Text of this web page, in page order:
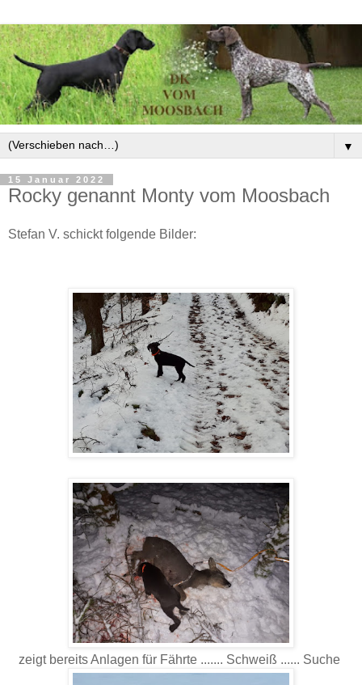
▼
15 Januar 2022
Rocky genannt Monty vom Moosbach
Stefan V. schickt folgende Bilder:
zeigt bereits Anlagen für Fährte ....... Schweiß ...... Suche